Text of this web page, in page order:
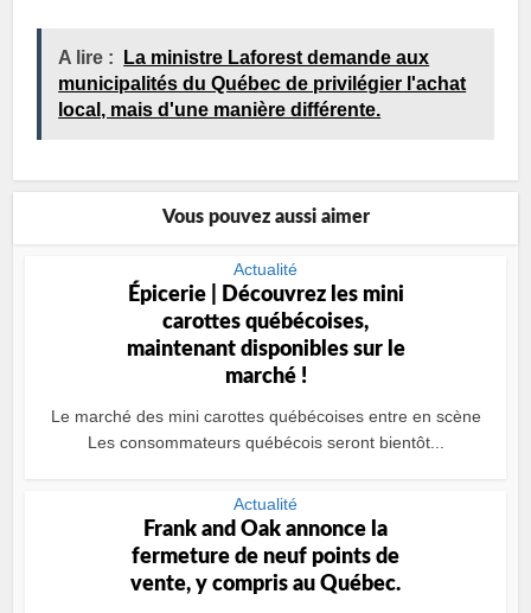
A lire :
La ministre Laforest demande aux
municipalités du Québec de privilégier l'achat
local, mais d'une manière différente.
Vous pouvez aussi aimer
Actualité
Épicerie | Découvrez les mini
carottes québécoises,
maintenant disponibles sur le
marché !
Le marché des mini carottes québécoises entre en scène
Les consommateurs québécois seront bientôt...
Actualité
Frank and Oak annonce la
fermeture de neuf points de
vente, y compris au Québec.